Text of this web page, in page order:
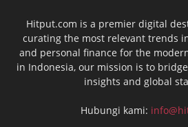
Hitput.com is a premier digital
curating the most relevant trends
and personal finance for the
in Indonesia, our mission is to
insights and global
Hubungi kami: